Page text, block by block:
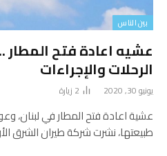
بين الناس
عشيه اعادة فتح المطار
الرحلات والإجراءات
يونيو 30, 2020 2 زيارة
عشية اعادة فتح المطار في لبنان،
طبيعتها، نشرت شركة طيران الشرق